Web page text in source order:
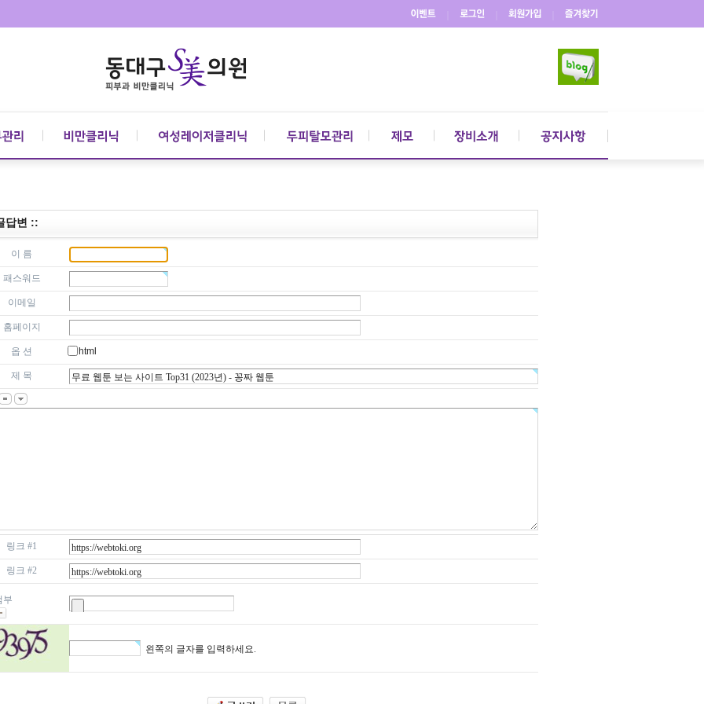
답변 ::
이 름
패스워드
이메일
홈페이지
옵 션 html
제 목
링크 #1
링크 #2
부
왼쪽의 글자를 입력하세요.